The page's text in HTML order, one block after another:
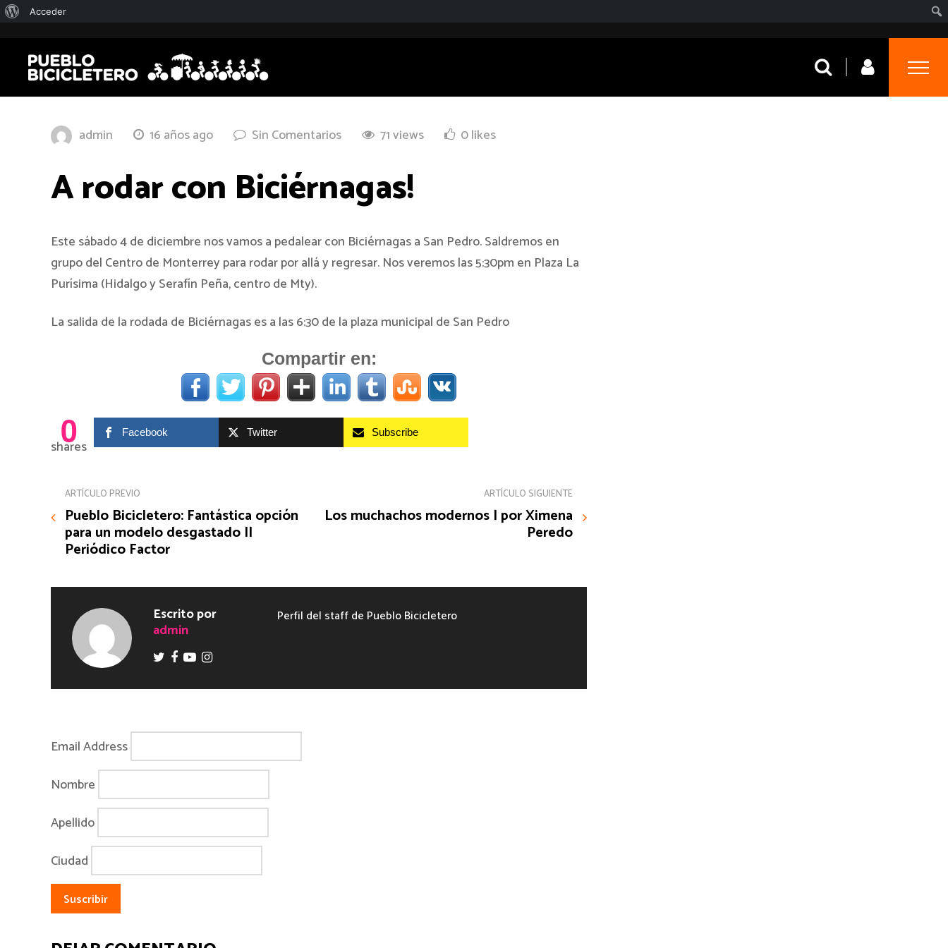
admin 16 años ago Sin Comentarios 71 views 0 likes
A rodar con Biciérnagas!
Este sábado 4 de diciembre nos vamos a pedalear con Biciérnagas a San Pedro. Saldremos en
grupo del Centro de Monterrey para rodar por allá y regresar. Nos veremos las 5:30pm en Plaza La
Purísima (Hidalgo y Serafín Peña, centro de Mty).
La salida de la rodada de Biciérnagas es a las 6:30 de la plaza municipal de San Pedro
Compartir en:
0
shares
Facebook Twitter Subscribe
ARTÍCULO PREVIO
Pueblo Bicicletero: Fantástica opción
para un modelo desgastado ||
Periódico Factor
ARTÍCULO SIGUIENTE
Los muchachos modernos | por Ximena
Peredo
Escrito por
admin
Perfil del staff de Pueblo Bicicletero
Email Address
Nombre
Apellido
Ciudad
Acerca
WordPress
Acceder